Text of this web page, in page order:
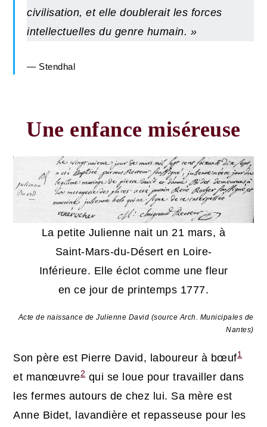
civilisation, et elle doublerait les forces
intellectuelles du genre humain. »
Stendhal
Une enfance miséreuse
La petite Julienne nait un 21 mars, à
Saint-Mars-du-Désert en Loire-
Inférieure. Elle éclot comme une fleur
en ce jour de printemps 1777.
Acte de naissance de Julienne David (source Arch. Municipales de
Nantes)
Son père est Pierre David, laboureur à bœuf1
et manœuvre2qui se loue pour travailler dans
les fermes autours de chez lui. Sa mère est
Anne Bidet, lavandière et repasseuse pour les